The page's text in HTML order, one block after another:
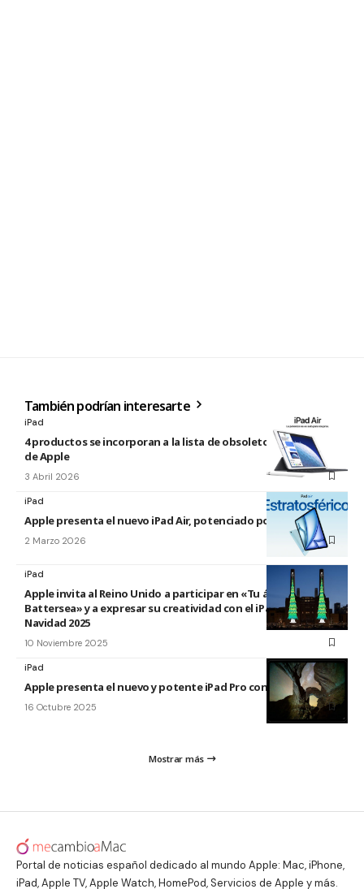
También podrían interesarte
iPad
4 productos se incorporan a la lista de obsoletos y antiguos
de Apple
3 Abril 2026
iPad
Apple presenta el nuevo iPad Air, potenciado por el M4
2 Marzo 2026
iPad
Apple invita al Reino Unido a participar en «Tu árbol en
Battersea» y a expresar su creatividad con el iPad esta
Navidad 2025
10 Noviembre 2025
iPad
Apple presenta el nuevo y potente iPad Pro con el chip M5
16 Octubre 2025
Mostrar más
Portal de noticias español dedicado al mundo Apple: Mac, iPhone,
iPad, Apple TV, Apple Watch, HomePod, Servicios de Apple y más.